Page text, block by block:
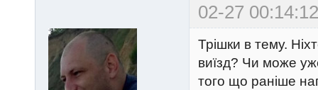
02-27
Трішки в тему.
виїзд? Чи може
того що раніше